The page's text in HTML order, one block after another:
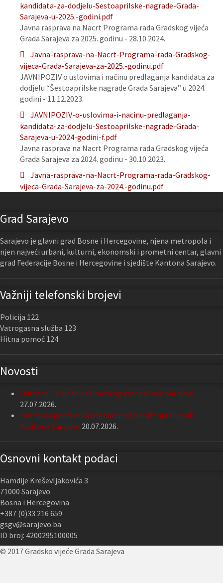
kandidata-za-dodjelu-Sestoaprilske-nagrade-Grada-
Sarajeva-u-2025.-godini.pdf
Javna rasprava na Nacrt Programa rada Gradskog vijeća
Grada Sarajeva za 2025. godinu - 28.10.2024.
Javna-rasprava-na-Nacrt-Programa-rada-Gradskog-
vijeca-Grada-Sarajeva-za-2025.-godinu.pdf
JAVNIPOZIV o uslovima i načinu predlaganja kandidata za
dodjelu “Šestoaprilske nagrade Grada Sarajeva” u 2024.
godini - 11.12.2023.
JAVNIPOZIV-o-uslovima-i-nacinu-predlaganja-
kandidata-za-dodjelu-Sestoaprilske-nagrade-Grada-
Sarajeva-u-2024-godini-f.pdf
Javna rasprava na Nacrt Programa rada Gradskog vijeća
Grada Sarajeva za 2024. godinu - 30.10.2023.
Javna-rasprava-na-Nacrt-Programa-rada-Gradskog-
vijeca-Grada-Sarajeva-za-2024.-godinu.pdf
Grad Sarajevo
Sarajevo je glavni grad Bosne i Hercegovine, njena metropola i
njen najveći urbani, kulturni, ekonomski i prometni centar, glavni
grad Federacije Bosne i Hercegovine i sjedište Kantona Sarajevo.
Važniji telefonski brojevi
Policija 122
Vatrogasna služba 123
Hitna pomoć 124
Novosti
Održana 13. sjednica Gradskog vijeća Grada Sarajeva
27.07.2026.
Nastavak podrške Grada Sarajeva Udruženju slijepih
Kantona Sarajevo 20.07.2026.
Osnovni kontakt podaci
Hamdije Kreševljakovića 3
71000 Sarajevo
Bosna i Hercegovina
+387 (0)33 216 659
gsgv@sarajevo.ba
ID broj: 4200295100005
© 2017 Gradsko vijeće Grada Sarajeva